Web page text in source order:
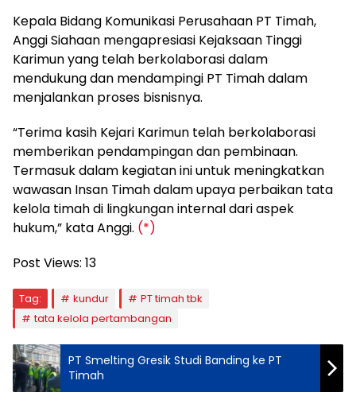
Kepala Bidang Komunikasi Perusahaan PT Timah,
Anggi Siahaan mengapresiasi Kejaksaan Tinggi
Karimun yang telah berkolaborasi dalam
mendukung dan mendampingi PT Timah dalam
menjalankan proses bisnisnya.
“Terima kasih Kejari Karimun telah berkolaborasi
memberikan pendampingan dan pembinaan.
Termasuk dalam kegiatan ini untuk meningkatkan
wawasan Insan Timah dalam upaya perbaikan tata
kelola timah di lingkungan internal dari aspek
hukum,” kata Anggi. (*)
Post Views: 13
Tag: kundur
PT timah tbk
tata kelola pertambangan
PT Smelting Gresik Studi Banding ke PT
Timah